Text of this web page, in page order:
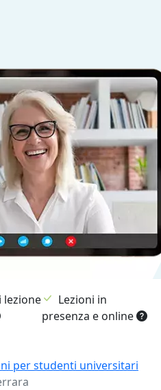
lezione
Lezioni in
presenza e online
per studenti universitari